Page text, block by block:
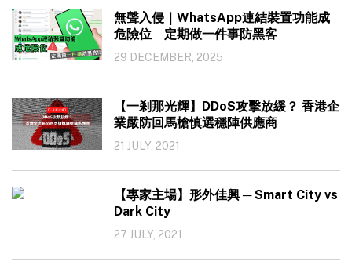
無聲入侵｜WhatsApp連結裝置功能成
危險位 定期做一件事防黑客
29 DECEMBER, 2025
【一剎那光輝】DDoS攻擊放緩？ 香港企
業嚴防回馬槍慎選穩陣供應商
21 JULY, 2021
【專家主場】形外佳興 ─ Smart City vs
Dark City
27 JULY, 2021